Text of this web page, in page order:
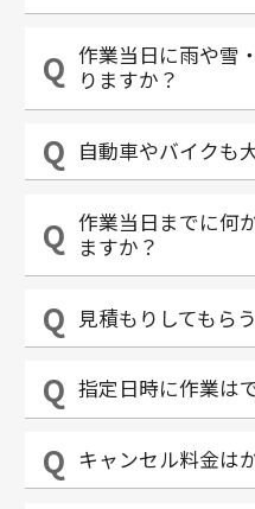
作業当日に雨や雪
りますか？
自動車やバイクも
作業当日までに何
ますか？
見積もりしてもら
指定日時に作業は
キャンセル料金は